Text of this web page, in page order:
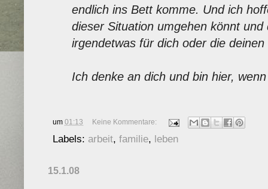
endlich ins Bett komme. Und ich
dieser Situation umgehen könnt
irgendetwas für dich oder die
Ich denke an dich und bin hier,
um 01:13 Keine Kommentare:
Labels: arbeit, familie, leben
15.1.08